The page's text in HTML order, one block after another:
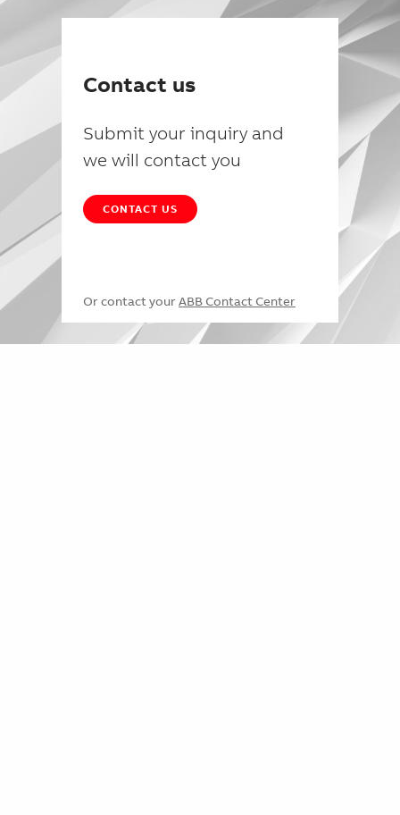
Contact us
Submit your inquiry and
we will contact you
CONTACT US
Or contact your ABB Contact Center